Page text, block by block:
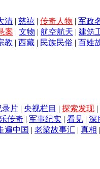
清 | 慈禧 | 传奇人物 | 军政
案 | 文物 | 航空航天 | 建筑
教 | 西藏 | 民族民俗 | 百姓
录片 | 央视栏目 | 探索发现 |
传奇 | 军事纪实 | 看见 | 深
遍中国 | 老梁故事汇 | 真相